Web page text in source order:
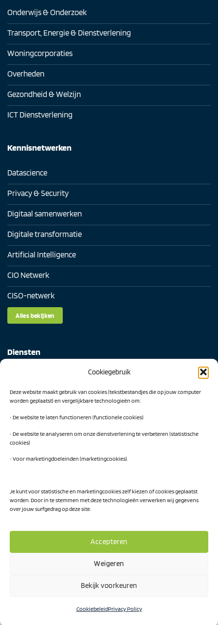
Cookiegebruik
Deze website maakt gebruik van cookies (tekstbestandjes die op jouw computer
worden geplaatst) en vergelijkbare technologieën om:
• De website te laten functioneren (functionele cookies)
• De website te analyseren om onze dienstverlening te verbeteren (statistische
cookies)
• Voor marketingdoeleinden (marketingcookies).
Je kunt voor statistische en marketingcookies zelf kiezen of cookies geplaatst
worden. Door in te stemmen met deze technologieën verwerken wij gegevens
over jouw surfgedrag op deze site.
Accepteren
Weigeren
Bekijk voorkeuren
CookiebeleidPrivacy Policy
Onderwijs & Onderzoek
Transport, Energie & Dienstverlening
Woningcorporaties
Overheden
Gezondheid & Welzijn
ICT Dienstverlening
Kennisnetwerken
Datascience
Privacy & Security
Digitaal samenwerken
Digitale transformatie
Artificial Intelligence
CIO Netwerk
CISO-netwerk
Alles bekijken
Diensten
AI Readiness Scan
Traineeship SN Data & AI
Projecten
Niemeyer Campus